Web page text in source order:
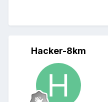
Hacker-8km